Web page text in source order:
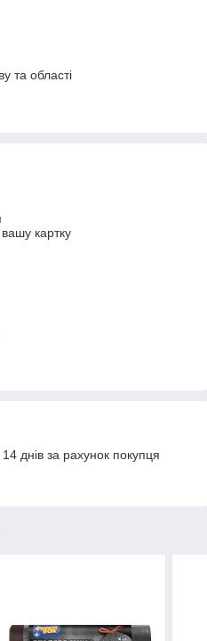
та області
картку
днів за рахунок покупця